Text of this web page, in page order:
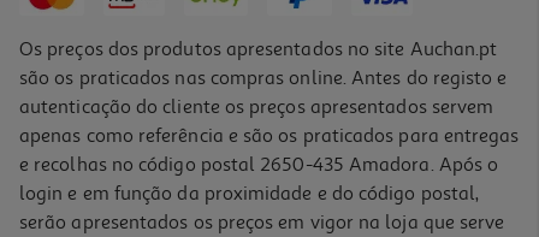
-32%
Os preços dos produtos apresentados no site Auchan.pt
são os praticados nas compras online. Antes do registo e
autenticação do cliente os preços apresentados servem
apenas como referência e são os praticados para entregas
e recolhas no código postal 2650-435 Amadora. Após o
login e em função da proximidade e do código postal,
serão apresentados os preços em vigor na loja que serve